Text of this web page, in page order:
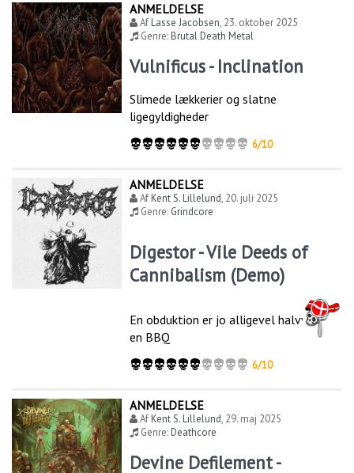
ANMELDELSE
AfLasse Jacobsen, 23. oktober 2025
Genre:Brutal Death Metal
Vulnificus - Inclination
Slimede lækkerier og slatne
ligegyldigheder
6/10
ANMELDELSE
AfKent S. Lillelund, 20. juli 2025
Genre: Grindcore
Digestor - Vile Deeds of
Cannibalism (Demo)
En obduktion er jo alligevel halvvejs til
en BBQ
6/10
ANMELDELSE
AfKent S. Lillelund, 29. maj 2025
Genre:Deathcore
Devine Defilement -